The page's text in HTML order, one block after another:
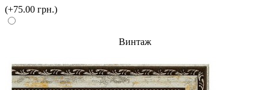
(+75.00 грн.)
Винтаж